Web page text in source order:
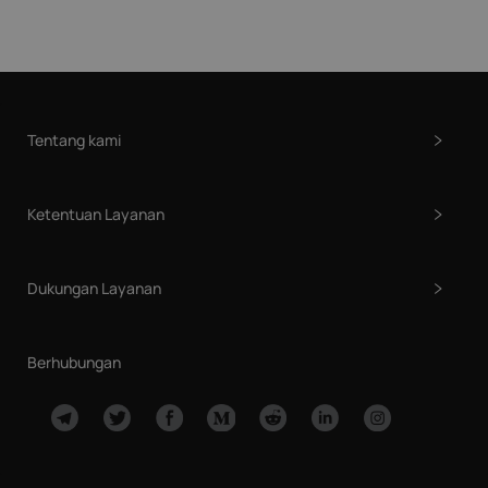
Tentang kami
Ketentuan Layanan
Dukungan Layanan
Berhubungan